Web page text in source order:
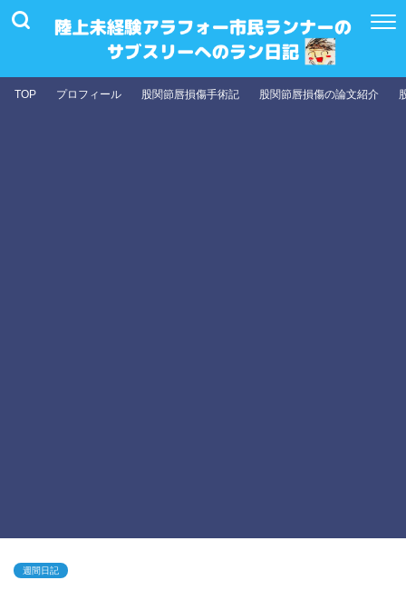
TOP プロフィール 股関節唇損傷手術記 股関節唇損傷の論文紹介
週間日記